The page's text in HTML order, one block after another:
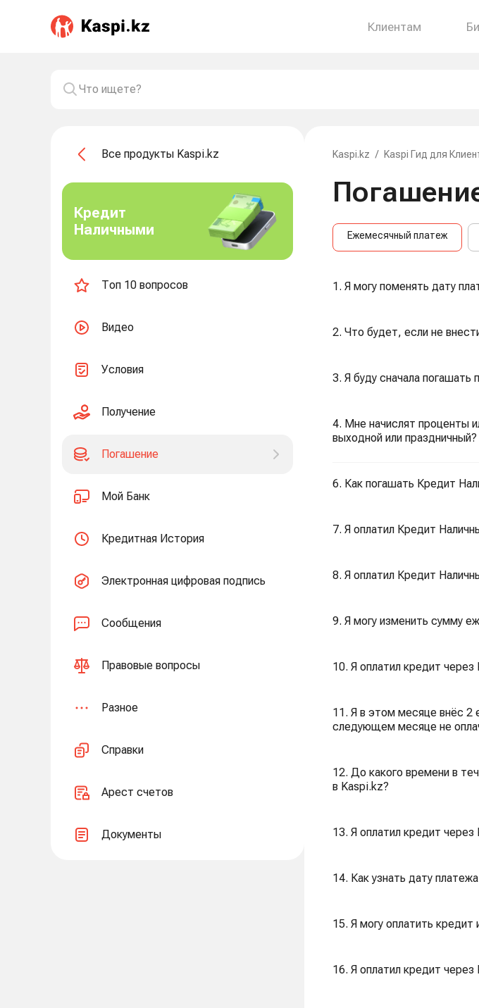
Клиентам
Все продукты Kaspi.kz
Кредит
Наличными
Топ 10 вопросов
Видео
Условия
Получение
Погашение
Мой Банк
Кредитная История
Электронная цифровая подпись
Сообщения
Правовые вопросы
Разное
Справки
Арест счетов
Документы
Kaspi.kz / Kaspi Гид для
Ежемесячный платеж
1. Я могу поменять дату
2. Что будет, если не
3. Я буду сначала погашать
4. Мне начислят проценты
выходной или праздничный?
6. Как погашать Кредит
7. Я оплатил Кредит
8. Я оплатил Кредит
9. Я могу изменить сумму
10. Я оплатил кредит
11. Я в этом месяце внёс 2
следующем месяце не
12. До какого времени в
в Kaspi.kz?
13. Я оплатил кредит
14. Как узнать дату
15. Я могу оплатить кредит
16. Я оплатил кредит